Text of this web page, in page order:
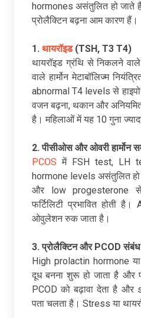
hormones असंतुलित हो जाते
प्रोलैक्टिन बढ़ना आम कारण हैं।
1. थायरॉइड(TSH, T3 T4)
थायरॉइड ग्रंथि से निकलने
वाले हार्मोन मेटाबॉलिज्म
abnormal T4 levels से
वजन बढ़ना, थकान और
है। महिलाओं में यह 10 गुना
2. पीसीओसऔरओवरीहार्मोन
PCOS में FSH test, LH
hormone levels असंतुलित
और low progesterone
फर्टिलिटी प्रभावित होती
ओवुलेशन रुक जाता है।​
3. प्रोलैक्टिनऔर PCODसंबंध
High prolactin hormone
दूध बनना शुरू हो जाता है और
PCOD को बढ़ावा देता है
पता चलता है। Stress या